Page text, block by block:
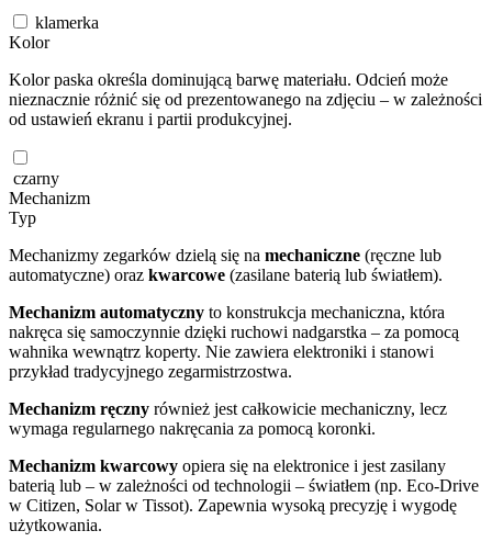
klamerka
Kolor
Kolor paska określa dominującą barwę materiału. Odcień może
nieznacznie różnić się od prezentowanego na zdjęciu – w zależności
od ustawień ekranu i partii produkcyjnej.
czarny
Mechanizm
Typ
Mechanizmy zegarków dzielą się na mechaniczne (ręczne lub
automatyczne) oraz kwarcowe (zasilane baterią lub światłem).
Mechanizm automatyczny to konstrukcja mechaniczna, która
nakręca się samoczynnie dzięki ruchowi nadgarstka – za pomocą
wahnika wewnątrz koperty. Nie zawiera elektroniki i stanowi
przykład tradycyjnego zegarmistrzostwa.
Mechanizm ręczny również jest całkowicie mechaniczny, lecz
wymaga regularnego nakręcania za pomocą koronki.
Mechanizm kwarcowy opiera się na elektronice i jest zasilany
baterią lub – w zależności od technologii – światłem (np. Eco-Drive
w Citizen, Solar w Tissot). Zapewnia wysoką precyzję i wygodę
użytkowania.